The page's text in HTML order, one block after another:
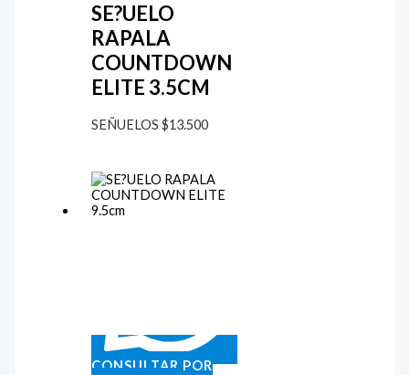
SE?UELO
RAPALA
COUNTDOWN
ELITE 3.5CM
SEÑUELOS $13.500
CONSULTAR POR